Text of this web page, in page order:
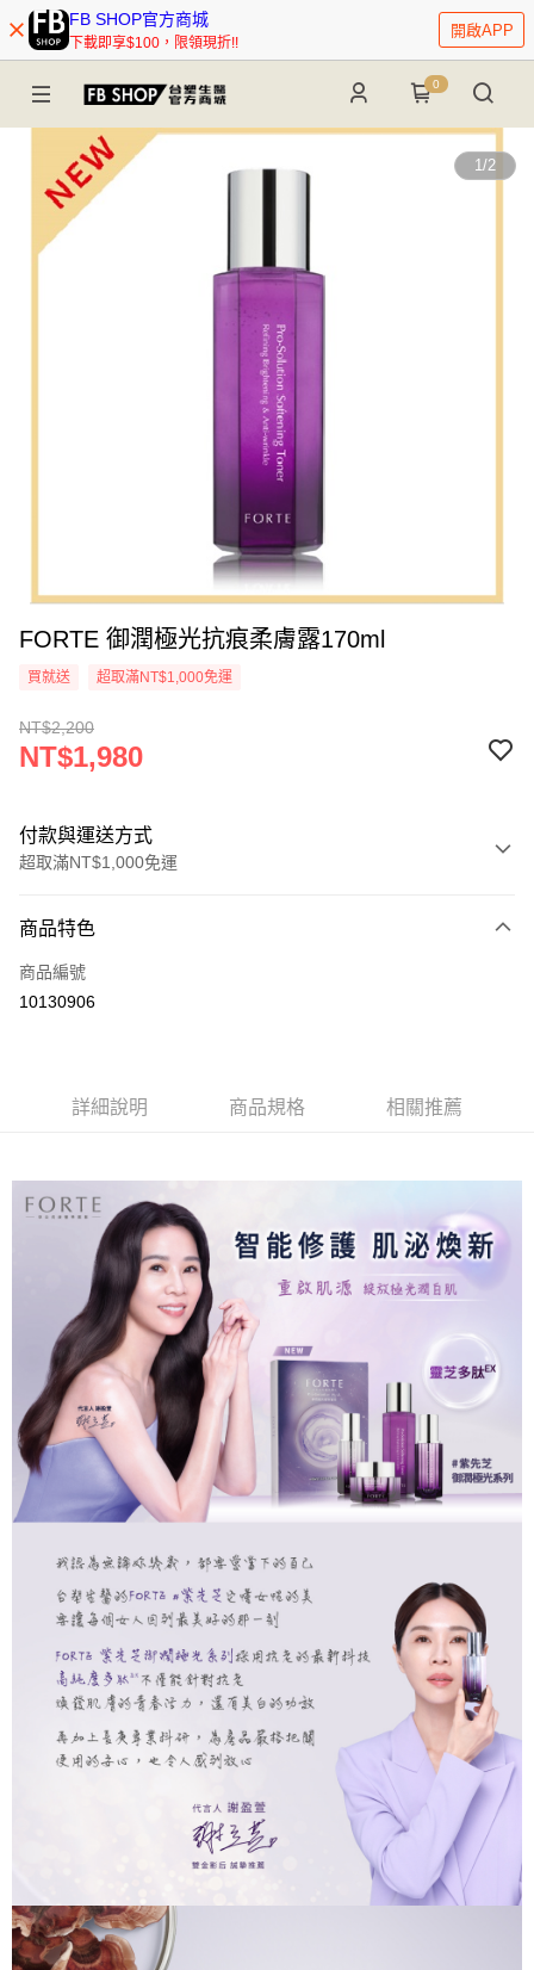
FB SHOP官方商城
下載即享$100，限領現折!!
開啟APP
0
1/2
FORTE 御潤極光抗痕柔膚露170ml
買就送 超取滿NT$1,000免運
NT$2,200
NT$1,980
付款與運送方式
超取滿NT$1,000免運
信用卡一次付款
超商取貨付款
街口支付
Google Pay
大哥付你分期
【大哥付你分期使用說明】
1.本服務由台灣大哥大提供，台灣大哥大用戶可立即使用無須另外申請。
2.付款方式選擇「大哥付你分期」，訂單成立後會自動跳轉到大哥付的交易
流程，驗證手機門號後，選擇欲分期的期數、繳款截止日，確認付款後即完
成交易。
3.實際核准額度、可分期數及費用金額請依後續交易確認頁面所載為準。
4.訂單成立30分鐘內，如未前往確認交易或遇審核未通過，訂單將自動取
消。如遇「轉專審核」未通過狀況，表示未達大哥付你分期系統評分，恕無
法說明評估內容。
【繳款方式說明】
1.分期款項不併入電信帳單，「大哥付你分期」於每月結算日後寄送繳費提
2.透過簡訊連結打開帳單後，可選擇「超商條碼／台灣大直營門市／銀行轉
帳／街口支付／iPASS MONEY」等通路繳費。
【注意事項】
1.本服務係由「台灣大哥大股份有限公司」（以下簡稱本公司）所提供，讓
用戶於交易時，得透過本服務購買商品或服務，並由商店將買賣／分期付款
買賣價金債權讓與本公司後，依約使用本公司帳單繳交帳款。
2.基於同意付款使用「大哥付你分期」之契約關係目的，商店將以您的個人
資料（包含姓名、電話或地址）提供予台灣大哥大進項蒐集、處理及利用，
由本公司與您本人進行分期帳單所需資料之確認、核對及更正。
https://oppay.tw/userRule
AFTEE先享後付
相關說明
【關於「AFTEE先享後付」】
AFTEE先享後付是「在收到商品之後才付款」的支付方式。 讓您購物簡單
便利好安心！
１．簡單：不需註冊會員、不需綁卡、不需儲值。
２．便利：只要手機號碼，簡訊認證，即可結帳。
３．安心：先確認商品／服務後，再付款。
１．於結帳方式選擇「AFTEE先享後付」後，將跳轉至「AFTEE先享後付」
結帳頁面，進行簡訊認證並確認金額後，即可完成結帳。
２．訂單成立數日內，您將收到繳費通知簡訊。
３．收到繳費通知簡訊後14天內，點擊此簡訊中的連結，可透過四大超商／
ATM／網路銀行／等多元方式進行付款，方視為交易完成。
※ 請注意：結帳手續完成當下不需立刻繳費，但若您需要取消訂單，請聯絡
購買商品的店家。未經商家同意取消之訂單仍視為有效，需透過AFTEE先享
後付繳納相關費用。
※ 交易是否成功請以「AFTEE先享後付 」之結帳頁面顯示為準，若有關於
是否繳費成功／繳費後需取消欲退款等相關疑問，請聯繫「AFTEE先享後付
客戶支援中心」
https://netprotections.freshdesk.com/support/home
１．透過由恩沛科技股份有限公司提供之「AFTEE先享後付」服務完成之交
易，需依本服務之必要範圍內提供個人資料，並將交易相關給付款項請求債
https://aftee.tw/terms/#terms3
３．未成年的使用者請事先徵得法定代理人或監護人之同意方可使用
「AFTEE先享後付」，若未經同意申辦者引起之損失，本公司不負相關責
Hami Point
相關說明
「Hami Point」為中華電信所提供之點數服務，可於會員專區綁定中華電信
會員帳號後，即可在購物車使用 Hami Point 折抵消費金額 (1點等於1元)。
ATM付款
運送方式
全家取貨付款
每筆NT$90，滿NT$1,000(含以上)免運費
付款後全家取貨
萊爾富取貨付款
每筆NT$90，滿NT$1,000(含以上)免運費
7-11取貨付款
每筆NT$90，滿NT$1,000(含以上)免運費
商品特色
商品編號
10130906
詳細說明 商品規格 相關推薦